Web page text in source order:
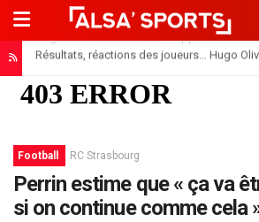
Football RC Strasbourg
Perrin estime que « ça va
si on continue comme cela